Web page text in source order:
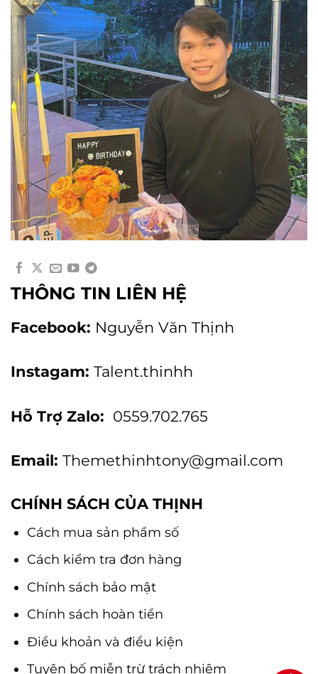
THÔNG TIN LIÊN HỆ
Facebook: Nguyễn Văn Thịnh
Instagam: Talent.thinhh
Hỗ Trợ Zalo: 0559.702.765
Email: Themethinhtony@gmail.com
CHÍNH SÁCH CỦA THỊNH
Cách mua sản phẩm số
Cách kiểm tra đơn hàng
Chính sách bảo mật
Chính sách hoàn tiền
Điều khoản và điều kiện
Tuyên bố miễn trừ trách nhiệm